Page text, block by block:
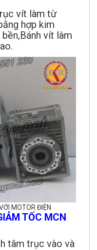
vít làm từ
hợp kim
vít làm
MOTOR ĐIỆN
TỐC MCN
tâm trục vào và